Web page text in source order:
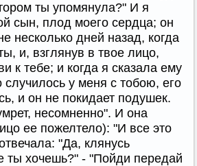
ты упомянула?" И я
сын, плод моего сердца; он
несколько дней назад, когда
и, взглянув в твое лицо,
к тебе; и когда я сказала ему
случилось у меня с тобою, его
и он не покидает подушек.
несомненно". И она
ее пожелтело): "И все это
"Да, клянусь
ты хочешь?" - "Пойди передай